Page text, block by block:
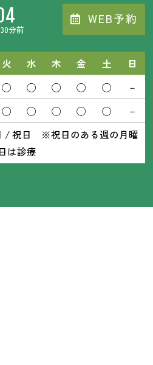
分前
WEB予約
火 水 木 金 土
日
◯ ◯ ◯ ◯ ◯
－
◯ ◯ ◯ ◯ ◯
－
/ 祝日 ※祝日のある週の月曜
日は診療